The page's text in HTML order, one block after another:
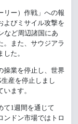
リー）作戦」への報
よびミサイル攻撃を
など周辺諸国にあ
。また、サウジアラ
た。
操業を停止し、世界
産を停止しまし
ます。
て1週間を通じて
ンドン市場ではトロ